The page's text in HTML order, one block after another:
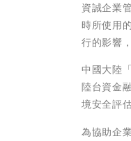
資誠企業
時所使用
行的影響
中國大陸
陸台資金
境安全評
為協助企